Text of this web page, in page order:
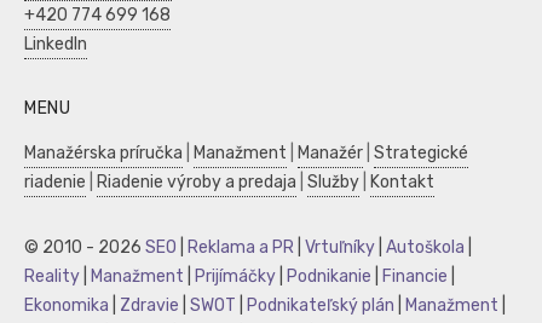
+420 774 699 168
LinkedIn
MENU
Manažérska príručka Manažment Manažér Strategické
riadenie
Riadenie výroby a predaja Služby Kontakt
© 2010 - 2026 SEO Reklama a PR Vrtuľníky Autoškola
Reality
Manažment Prijímáčky Podnikanie Financie
Ekonomika
Zdravie SWOT Podnikateľský plán Manažment